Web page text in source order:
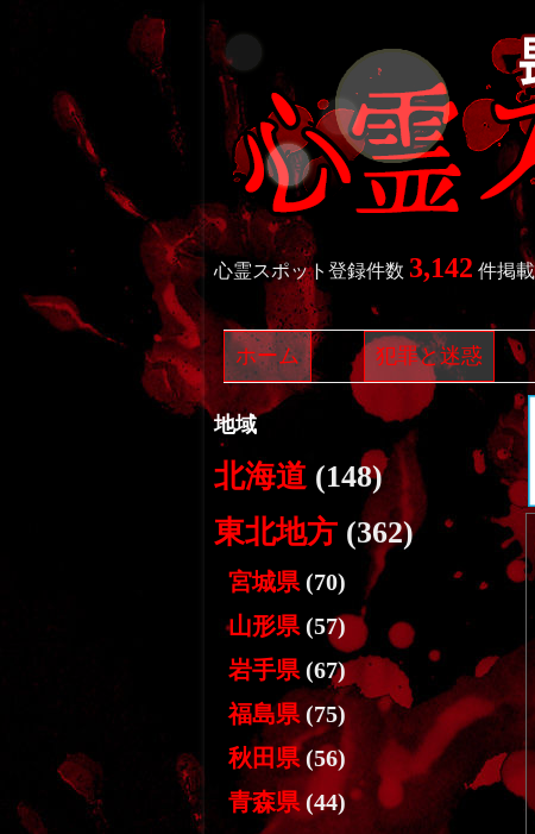
心霊スポット登録件数 3,142 件掲
ホーム 犯罪と迷惑
地域
北海道(148)
東北地方 (362)
宮城県 (70)
山形県 (57)
岩手県 (67)
福島県 (75)
秋田県(56)
青森県(44)